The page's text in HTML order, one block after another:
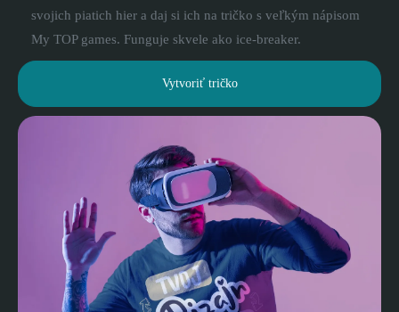
svojich piatich hier a daj si ich na tričko s veľkým nápisom
My TOP games. Funguje skvele ako ice-breaker.
Vytvoriť tričko